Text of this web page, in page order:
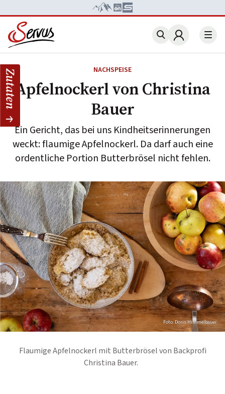
Account
NACHSPEISE
Apfelnockerl von Christina
Bauer
Ein Gericht, das bei uns Kindheitserinnerungen
weckt: flaumige Apfelnockerl. Da darf auch eine
ordentliche Portion Butterbrösel nicht fehlen.
Foto: Doris Himmelbauer
Flaumige Apfelnockerl mit Butterbrösel von Backprofi
Christina Bauer.
Zutaten